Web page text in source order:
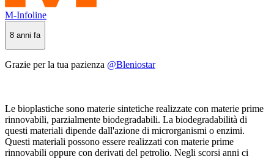
M-Infoline
8 anni fa
Grazie per la tua pazienza @Bleniostar
Le bioplastiche sono materie sintetiche realizzate con materie prime
rinnovabili, parzialmente biodegradabili. La biodegradabilità di
questi materiali dipende dall'azione di microrganismi o enzimi.
Questi materiali possono essere realizzati con materie prime
rinnovabili oppure con derivati del petrolio. Negli scorsi anni ci